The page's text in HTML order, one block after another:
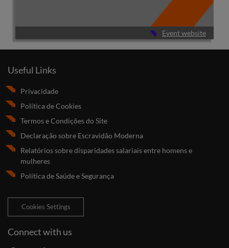
Event website
Useful Links
Privacidade
Política de Cookies
Termos e Condições do Site
Declaração sobre Escravidão Moderna
Relatórios sobre disparidades salariais entre homens e
mulheres
Política de Saúde e Segurança
Cookies Settings
Connect with us